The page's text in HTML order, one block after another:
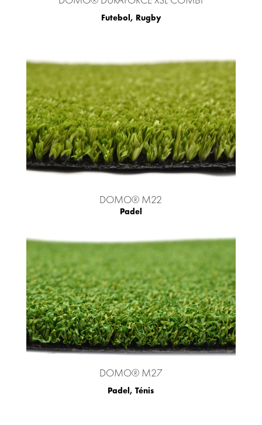
Futebol, Rugby
DOMO® M22
Padel
DOMO® M27
Padel,Ténis